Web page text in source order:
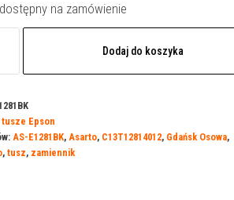
na zamówienie
Dodaj do koszyka
tusze Epson
AS-E1281BK, Asarto, C13T12814012, Gdańsk Osowa,
, tusz, zamiennik